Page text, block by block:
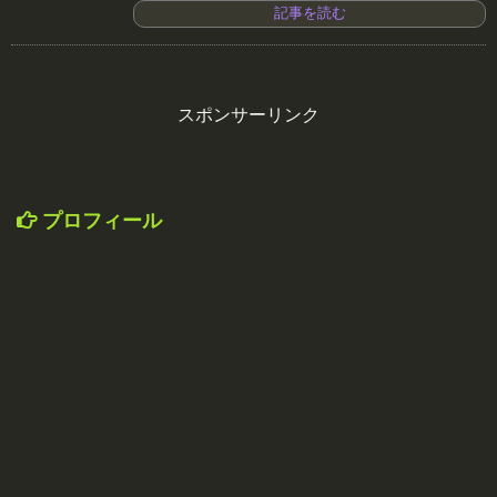
記事を読む
スポンサーリンク
プロフィール